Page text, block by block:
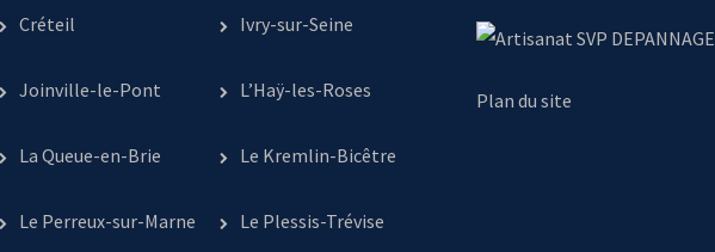
Créteil Ivry-sur-Seine
Joinville-le-Pont L’Haÿ-les-Roses
La Queue-en-Brie Le Kremlin-Bicêtre
Le Perreux-sur-Marne Le Plessis-Trévise
SVP DEPANNAGE
Plan du site